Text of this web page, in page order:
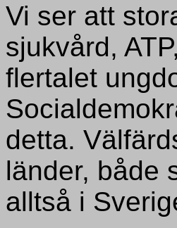
Vi ser att
sjukvård,
flertalet
detta.
länder, både
alltså i